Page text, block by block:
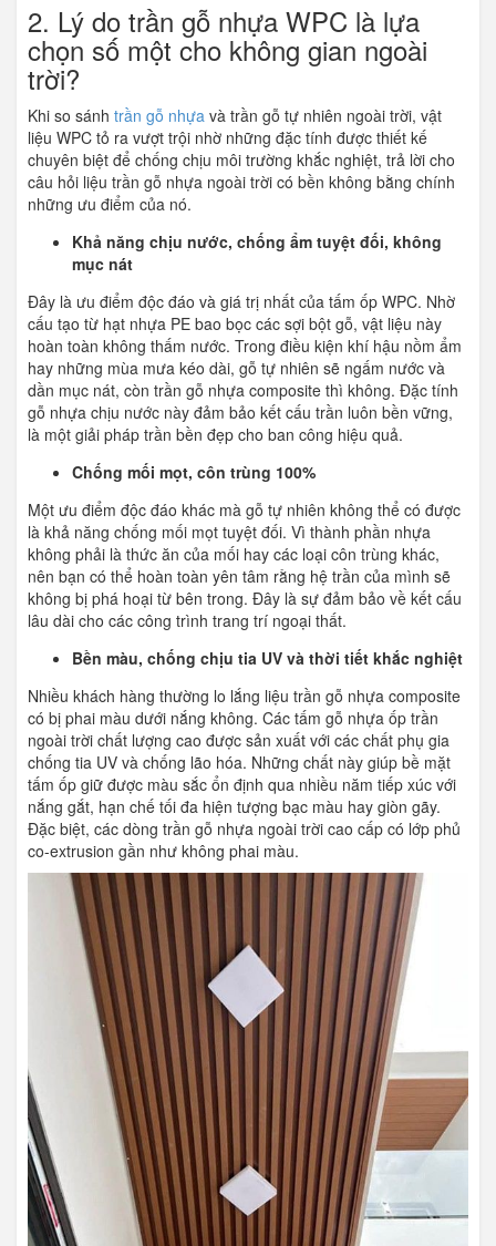
2. Lý do trần gỗ nhựa WPC là lựa
chọn số một cho không gian ngoài
trời?
Khi so sánh trần gỗ nhựa và trần gỗ tự nhiên ngoài trời, vật
liệu WPC tỏ ra vượt trội nhờ những đặc tính được thiết kế
chuyên biệt để chống chịu môi trường khắc nghiệt, trả lời cho
câu hỏi liệu trần gỗ nhựa ngoài trời có bền không bằng chính
những ưu điểm của nó.
Khả năng chịu nước, chống ẩm tuyệt đối, không
mục nát
Đây là ưu điểm độc đáo và giá trị nhất của tấm ốp WPC. Nhờ
cấu tạo từ hạt nhựa PE bao bọc các sợi bột gỗ, vật liệu này
hoàn toàn không thấm nước. Trong điều kiện khí hậu nồm ẩm
hay những mùa mưa kéo dài, gỗ tự nhiên sẽ ngấm nước và
dần mục nát, còn trần gỗ nhựa composite thì không. Đặc tính
gỗ nhựa chịu nước này đảm bảo kết cấu trần luôn bền vững,
là một giải pháp trần bền đẹp cho ban công hiệu quả.
Chống mối mọt, côn trùng 100%
Một ưu điểm độc đáo khác mà gỗ tự nhiên không thể có được
là khả năng chống mối mọt tuyệt đối. Vì thành phần nhựa
không phải là thức ăn của mối hay các loại côn trùng khác,
nên bạn có thể hoàn toàn yên tâm rằng hệ trần của mình sẽ
không bị phá hoại từ bên trong. Đây là sự đảm bảo về kết cấu
lâu dài cho các công trình trang trí ngoại thất.
Bền màu, chống chịu tia UV và thời tiết khắc nghiệt
Nhiều khách hàng thường lo lắng liệu trần gỗ nhựa composite
có bị phai màu dưới nắng không. Các tấm gỗ nhựa ốp trần
ngoài trời chất lượng cao được sản xuất với các chất phụ gia
chống tia UV và chống lão hóa. Những chất này giúp bề mặt
tấm ốp giữ được màu sắc ổn định qua nhiều năm tiếp xúc với
nắng gắt, hạn chế tối đa hiện tượng bạc màu hay giòn gãy.
Đặc biệt, các dòng trần gỗ nhựa ngoài trời cao cấp có lớp phủ
co-extrusion gần như không phai màu.